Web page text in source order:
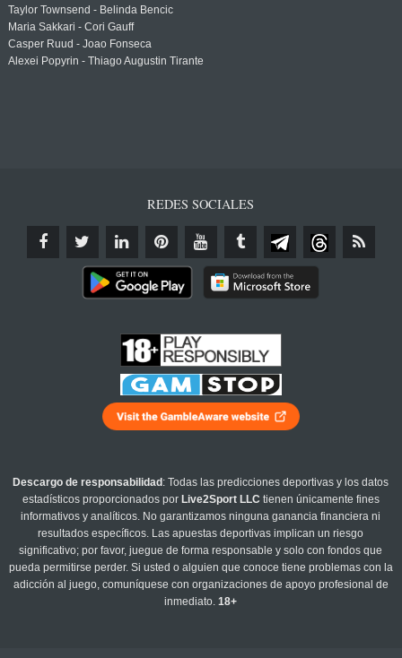
Taylor Townsend - Belinda Bencic
Maria Sakkari - Cori Gauff
Casper Ruud - Joao Fonseca
Alexei Popyrin - Thiago Augustin Tirante
REDES SOCIALES
Descargo de responsabilidad : Todas las predicciones deportivas y los datos
estadísticos proporcionados por Live2Sport LLC tienen únicamente fines
informativos y analíticos. No garantizamos ninguna ganancia financiera ni
resultados específicos. Las apuestas deportivas implican un riesgo
significativo; por favor, juegue de forma responsable y solo con fondos que
pueda permitirse perder. Si usted o alguien que conoce tiene problemas con la
adicción al juego, comuníquese con organizaciones de apoyo profesional de
inmediato.18+